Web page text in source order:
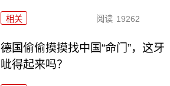
相关 阅读 19262
德国偷偷摸摸找中国“命门”，这牙
呲得起来吗？